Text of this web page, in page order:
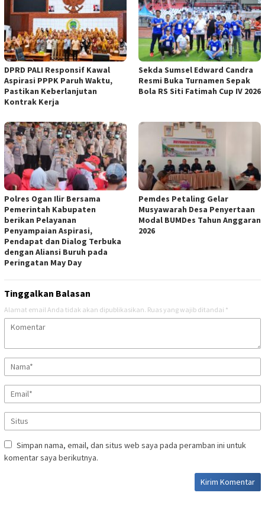
DPRD PALI Responsif Kawal
Aspirasi PPPK Paruh Waktu,
Pastikan Keberlanjutan
Kontrak Kerja
Sekda Sumsel Edward Candra
Resmi Buka Turnamen Sepak
Bola RS Siti Fatimah Cup IV 2026
Polres Ogan Ilir Bersama
Pemerintah Kabupaten
berikan Pelayanan
Penyampaian Aspirasi,
Pendapat dan Dialog Terbuka
dengan Aliansi Buruh pada
Peringatan May Day
Pemdes Petaling Gelar
Musyawarah Desa Penyertaan
Modal BUMDes Tahun Anggaran
2026
Tinggalkan Balasan
Alamat email Anda tidak akan dipublikasikan. Ruas yang wajib ditandai *
Simpan nama, email, dan situs web saya pada peramban ini untuk
komentar saya berikutnya.